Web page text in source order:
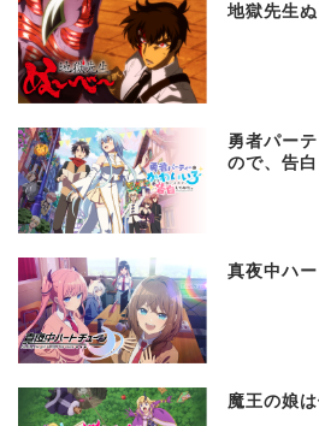
地獄先生
勇者パー
ので、告白
真夜中ハ
魔王の娘